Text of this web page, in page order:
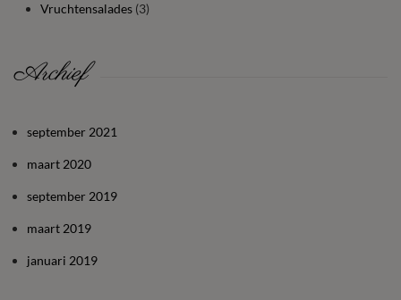
Vruchtensalades (3)
Archief
september 2021
maart 2020
september 2019
maart 2019
januari 2019